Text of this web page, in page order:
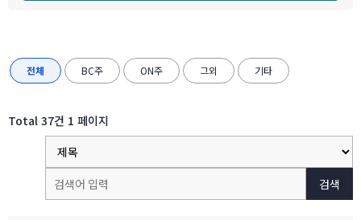
전체 BC주 ON주 그외 기타
Total 37건 1 페이지
검색